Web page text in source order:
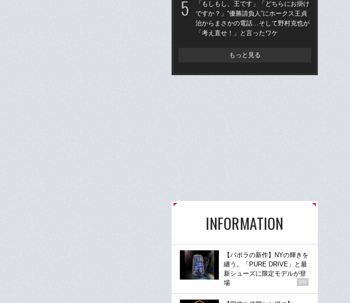
「もしもし、王です」「どちらにお掛け
ですか？」“優勝請負人”にホークス王貞
治からまさかの電話…そして野村克也が
「考え直せ！」と言ったワケ
もっと見る
INFORMATION
【バボラの新作】NYの輝きを
纏う。「PURE DRIVE」と最
新シューズに限定モデルが登
場
PR